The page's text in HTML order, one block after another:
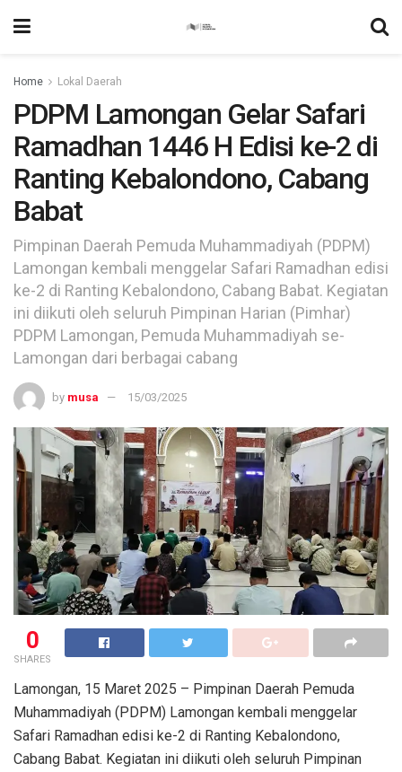
Home Lokal Daerah
PDPM Lamongan Gelar Safari
Ramadhan 1446 H Edisi ke-2 di
Ranting Kebalondono, Cabang
Babat
Pimpinan Daerah Pemuda Muhammadiyah (PDPM)
Lamongan kembali menggelar Safari Ramadhan edisi
ke-2 di Ranting Kebalondono, Cabang Babat. Kegiatan
ini diikuti oleh seluruh Pimpinan Harian (Pimhar)
PDPM Lamongan, Pemuda Muhammadiyah se-
Lamongan dari berbagai cabang
by musa 15/03/2025
0
SHARES
Lamongan, 15 Maret 2025 – Pimpinan Daerah Pemuda
Muhammadiyah (PDPM) Lamongan kembali menggelar
Safari Ramadhan edisi ke-2 di Ranting Kebalondono,
Cabang Babat. Kegiatan ini diikuti oleh seluruh Pimpinan